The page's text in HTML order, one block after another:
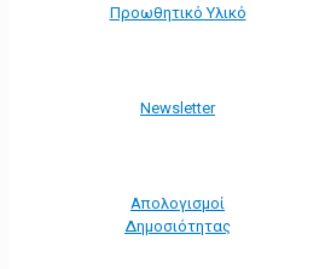
Προωθητικό Υλικό
Νewsletter
Απολογισμοί
Δημοσιότητας